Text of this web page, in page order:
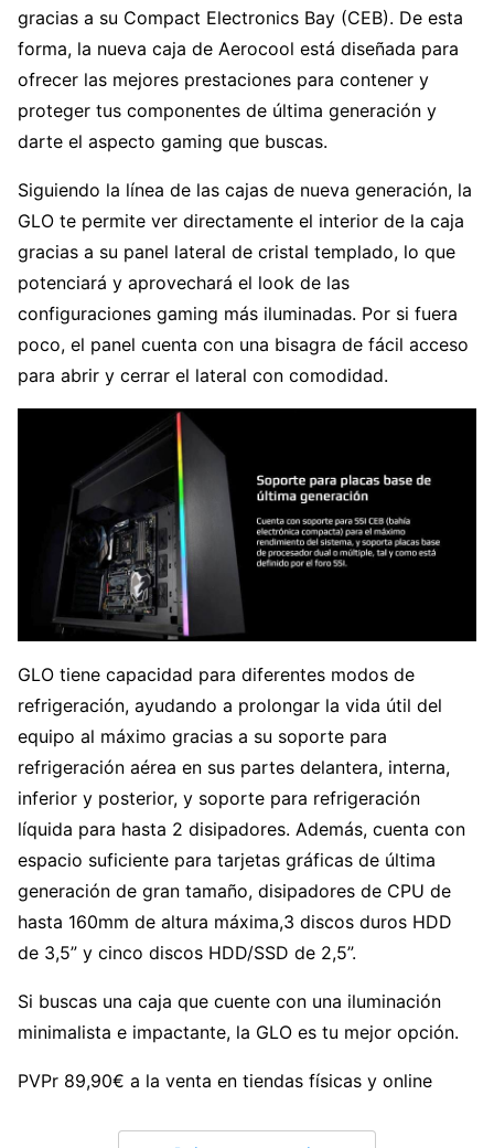
gracias a su Compact Electronics Bay (CEB). De esta
forma, la nueva caja de Aerocool está diseñada para
ofrecer las mejores prestaciones para contener y
proteger tus componentes de última generación y
darte el aspecto gaming que buscas.
Siguiendo la línea de las cajas de nueva generación, la
GLO te permite ver directamente el interior de la caja
gracias a su panel lateral de cristal templado, lo que
potenciará y aprovechará el look de las
configuraciones gaming más iluminadas. Por si fuera
poco, el panel cuenta con una bisagra de fácil acceso
para abrir y cerrar el lateral con comodidad.
GLO tiene capacidad para diferentes modos de
refrigeración, ayudando a prolongar la vida útil del
equipo al máximo gracias a su soporte para
refrigeración aérea en sus partes delantera, interna,
inferior y posterior, y soporte para refrigeración
líquida para hasta 2 disipadores. Además, cuenta con
espacio suficiente para tarjetas gráficas de última
generación de gran tamaño, disipadores de CPU de
hasta 160mm de altura máxima,3 discos duros HDD
de 3,5” y cinco discos HDD/SSD de 2,5”.
Si buscas una caja que cuente con una iluminación
minimalista e impactante, la GLO es tu mejor opción.
PVPr 89,90€ a la venta en tiendas físicas y online